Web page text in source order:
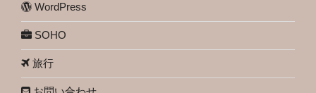
WordPress
SOHO
旅行